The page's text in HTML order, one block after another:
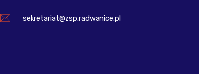
sekretariat@zsp.radwanice.pl